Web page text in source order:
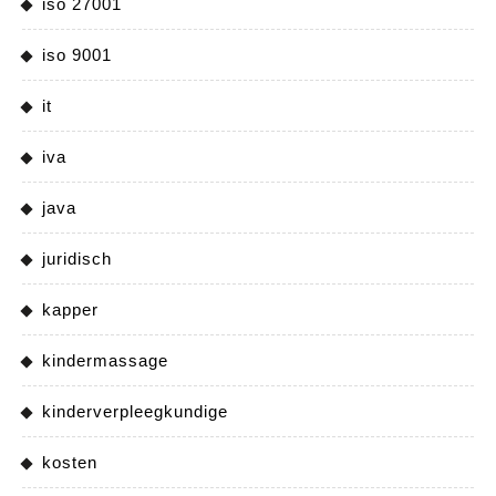
iso 27001
iso 9001
it
iva
java
juridisch
kapper
kindermassage
kinderverpleegkundige
kosten